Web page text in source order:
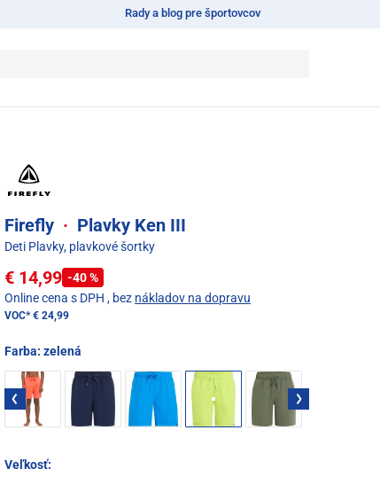
Rady a blog pre športovcov
Firefly · Plavky Ken III
Deti Plavky, plavkové šortky
€ 14,99 -40 %
Online cena s DPH , bez nákladov na dopravu
VOC*€ 24,99
Farba: zelená
Veľkosť: